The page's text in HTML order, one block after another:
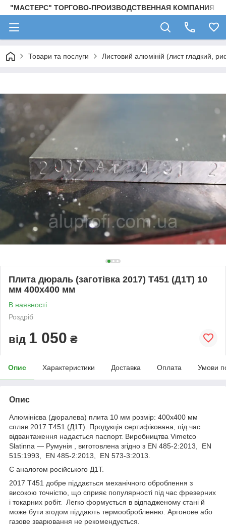
"МАСТЕРС" ТОРГОВО-ПРОИЗВОДСТВЕННАЯ КОМПАНИЯ
Товари та послуги Листовий алюміній (лист гладкий,
Плита дюраль (заготівка 2017) T451 (Д1Т) 10
мм 400х400 мм
В наявності
Роздріб
від 1 050 ₴
Опис Характеристики Доставка Оплата Умови
Опис
Алюмінієва (дюралева) плита 10 мм розмір: 400х400 мм
сплав 2017 Т451 (Д1Т). Продукція сертифікована, під час
відвантаження надається паспорт. Виробництва Vimetco
Slatinna ― Румунія , виготовлена згідно з EN 485-2:2013, EN
515:1993, EN 485-2:2013, EN 573-3:2013.
Є аналогом російського Д1Т.
2017 Т451 добре піддається механічного оброблення з
високою точністю, що сприяє популярності під час фрезерних
і токарних робіт. Легко формується в відпадженому стані й
може бути згодом піддають термообробленню. Аргонове або
газове зварювання не рекомендується.